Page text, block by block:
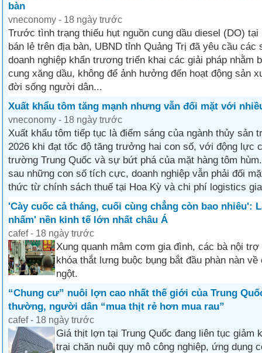
bàn
vneconomy - 18 ngày trước
Trước tình trạng thiếu hụt nguồn cung dầu diesel (DO) tại
bán lẻ trên địa bàn, UBND tỉnh Quảng Trị đã yêu cầu các
doanh nghiệp khẩn trương triển khai các giải pháp nhằm
cung xăng dầu, không để ảnh hưởng đến hoạt động sản
đời sống người dân...
Xuất khẩu tôm tăng mạnh nhưng vẫn đối mặt với
vneconomy - 18 ngày trước
Xuất khẩu tôm tiếp tục là điểm sáng của ngành thủy sản
2026 khi đạt tốc độ tăng trưởng hai con số, với động lực
trường Trung Quốc và sự bứt phá của mặt hàng tôm
sau những con số tích cực, doanh nghiệp vẫn phải đối
thức từ chính sách thuế tại Hoa Kỳ và chi phí logistics
'Cày cuốc cả tháng, cuối cùng chẳng còn bao nhiêu':
nhấm' nền kinh tế lớn nhất châu Á
cafef - 18 ngày trước
Xung quanh mâm cơm gia đình, các bà nội
khóa thắt lưng buộc bụng bắt đầu phàn nàn về
ngột.
“Chung cư” nuôi lợn cao nhất thế giới của Trung
thường, người dân “mua thịt rẻ hơn mua rau”
cafef - 18 ngày trước
Giá thịt lợn tại Trung Quốc đang liên tục giảm
trại chăn nuôi quy mô công nghiệp, ứng dụng